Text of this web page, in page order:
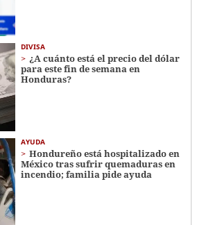
DIVISA
¿A cuánto está el precio del dólar
para este fin de semana en
Honduras?
AYUDA
Hondureño está hospitalizado en
México tras sufrir quemaduras en
incendio; familia pide ayuda